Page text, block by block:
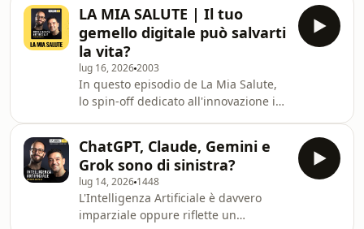
che racconta quanto siano ormai
potenti gli agenti AI? In q
puntata vi portiamo con noi tra gli
incontri che abbiamo avuto con
aziende, imprenditori e protagonisti
dell’ecosistema tecnologico cinese,
per capire come la Cina stia
sviluppando e adottando AI e robotica
a una velocità impressionante, quale
visione
LA MIA SALUTE | Il tuo
gemello digitale può salvarti
la vita?
lug 16, 20262003
In questo episodio de La Mia Salute,
lo spin-off dedicato all'innovazione in
promettenti dell'Intelligenza
Artificiale: il Digital Twin, il gemello
digitale capace di supportare
diagnosi sempre più precise,
prevenzione personalizzata e nuove
ChatGPT, Claude, Gemini e
Grok sono di sinistra?
lug 14, 2026 1448
L'Intelligenza Artificiale è davvero
imparziale oppure riflette un